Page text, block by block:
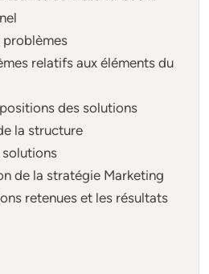
problèmes
relatifs aux éléments du
des solutions
la structure
solutions
de la stratégie Marketing
retenues et les résultats